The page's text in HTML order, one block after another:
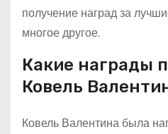
получение наград за
многое другое.
Какие награды
Ковель
Ковель Валентина была